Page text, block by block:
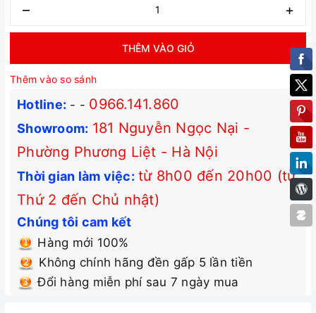
– +
THÊM VÀO GIỎ
Thêm vào so sánh
Hotline: - - 0966.141.860
Showroom: 181 Nguyễn Ngọc Nại -
Phường Phương Liệt - Hà Nội
Thời gian làm việc: từ 8h00 đến 20h00 (từ
Thứ 2 đến Chủ nhật)
Chúng tôi cam kết
Hàng mới 100%
Không chính hãng đền gấp 5 lần tiền
Đổi hàng miễn phí sau 7 ngày mua